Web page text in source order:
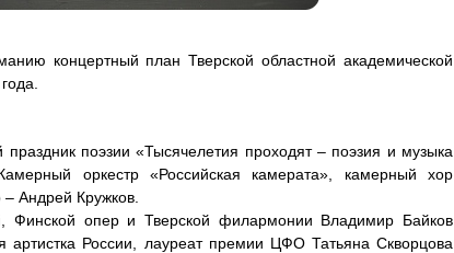
концертный план Тверской областной академической
поэзии «Тысячелетия проходят – поэзия и музыка
оркестр «Российская камерата», камерный хор
Андрей Кружков.
Финской опер и Тверской филармонии Владимир Байков
артистка России, лауреат премии ЦФО Татьяна Скворцова